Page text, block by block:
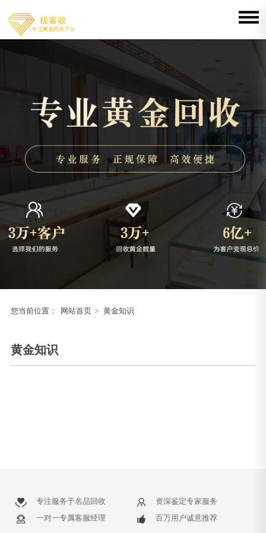
您当前位置： 网站首页 > 黄金知识
黄金知识
专注服务于名品回收
资深鉴定专家服务
一对一专属客服经理
百万用户诚意推荐